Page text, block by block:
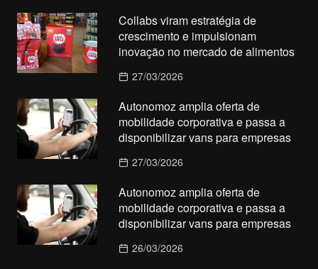
Collabs viram estratégia de
crescimento e impulsionam
inovação no mercado de alimentos
27/03/2026
Autonomoz amplia oferta de
mobilidade corporativa e passa a
disponibilizar vans para empresas
27/03/2026
Autonomoz amplia oferta de
mobilidade corporativa e passa a
disponibilizar vans para empresas
26/03/2026